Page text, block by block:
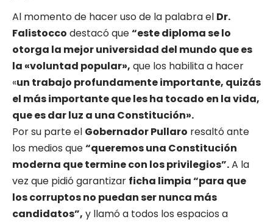
Al momento de hacer uso de la palabra el Dr.
Falistocco destacó que“este diploma se lo
otorga la mejor universidad del mundo que es
la «voluntad popular», que los habilita a hacer
«un trabajo profundamente importante, quizás
el más importante que les ha tocado en la vida,
que es dar luz a una Constitución».
Por su parte el Gobernador Pullaro resaltó ante
los medios que“queremos una Constitución
moderna que termine con los privilegios”.A la
vez que pidió garantizar ficha limpia “para que
los corruptos no puedan ser nunca más
candidatos”, y llamó a todos los espacios a